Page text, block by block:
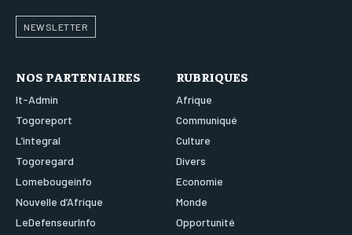
NEWSLETTER
NOS PARTENIAIRES
It-Admin
Togoreport
L’integral
Togoregard
Lomebougeinfo
Nouvelle d’Afrique
LeDefenseurInfo
RUBRIQUES
Afrique
Communiqué
Culture
Divers
Economie
Monde
Opportunité